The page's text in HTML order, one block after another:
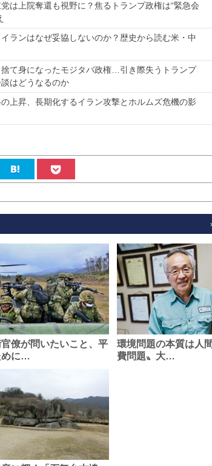
は上院奪還も視野に？焦るトランプ政権は“緊急会
ランはなぜ妥協しないのか？歴史から読む米・中
て身になったモジタバ政権…引き際失うトランプ
はどうなるのか
上昇、長期化するイラン攻撃とホルムズ危機の影
僚が問いたいこと、平
めに…
環境問題の本質は人
費問題〟大…